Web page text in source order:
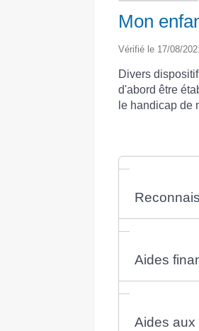
Mon
Vérifié le 17/08/
Divers
d'abord être
le handicap de
Aides
Aides aux